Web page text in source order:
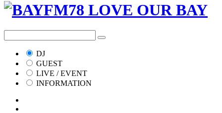
DJ
GUEST
LIVE / EVENT
INFORMATION